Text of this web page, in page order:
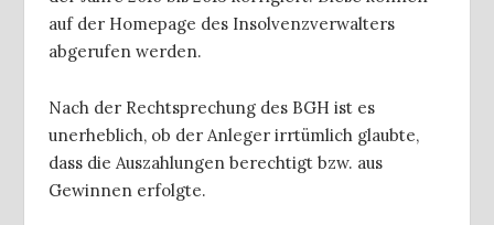
auf der Homepage des Insolvenzverwalters
abgerufen werden.
Nach der Rechtsprechung des BGH ist es
unerheblich, ob der Anleger irrtümlich glaubte,
dass die Auszahlungen berechtigt bzw. aus
Gewinnen erfolgte.